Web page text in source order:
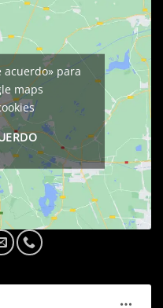
acuerdo» para
maps